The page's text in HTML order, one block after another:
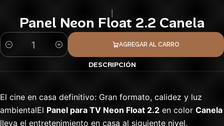
Panel Neon Float 2.2 Canela
Cantidad
AGREGAR AL CARRO
DESCRIPCIÓN
El cine en casa definitivo: Gran formato, calidez y luz
ambientalEl Panel para TV Neon Float 2.2 en color Canela
lleva el entretenimiento en casa al siguiente nivel.